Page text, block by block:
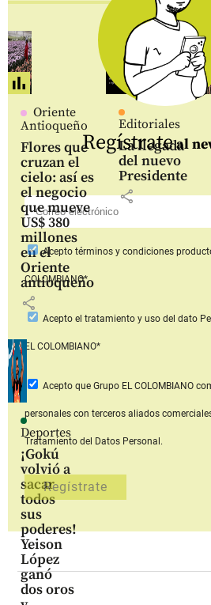
Oriente
Antioqueño
Flores que
cruzan el
cielo: así es
el negocio
que mueve
US$ 380
millones
en el
Oriente
antioqueño
share
Editoriales
La llegada
del nuevo
Presidente
share
Deportes
¡Gokú
volvió a
sacar
todos
sus
poderes!
Yeison
López
ganó
dos oros
Regístrateal
Aceptotérminos y condiciones
COLOMBIANO*
Acepto el tratamiento y uso del dato
EL COLOMBIANO*
Acepto que Grupo EL COLOMBIANO
personales con terceros aliados
Tratamiento del Datos Personal.